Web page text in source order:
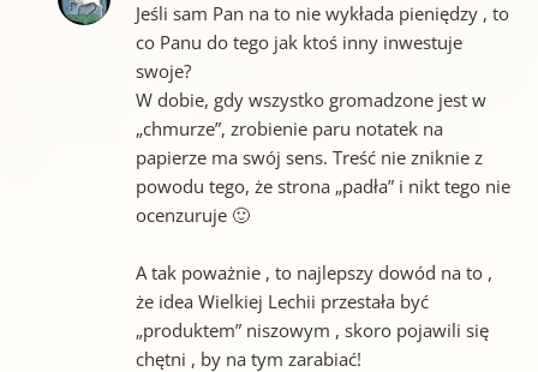
Jeśli sam Pan na to nie wykłada pieniędzy , to
co Panu do tego jak ktoś inny inwestuje
swoje?
W dobie, gdy wszystko gromadzone jest w
„chmurze”, zrobienie paru notatek na
papierze ma swój sens. Treść nie zniknie z
powodu tego, że strona „padła” i nikt tego nie
ocenzuruje 🙂
A tak poważnie , to najlepszy dowód na to ,
że idea Wielkiej Lechii przestała być
„produktem” niszowym , skoro pojawili się
chętni , by na tym zarabiać!